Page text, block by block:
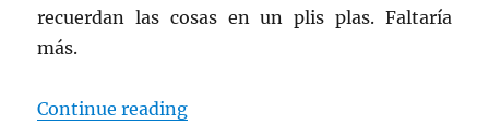
recuerdan las cosas en un plis plas. Faltaría
más.
Continue reading“Cardenal Cañizares: anda